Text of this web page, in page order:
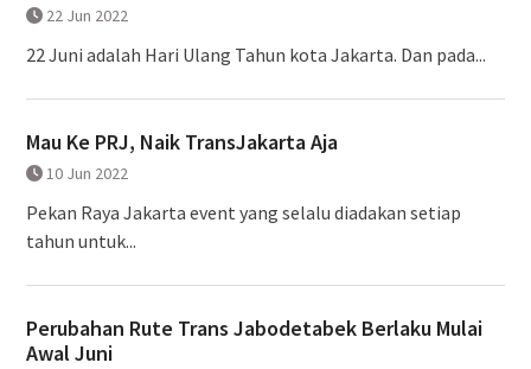
22 Jun 2022
22 Juni adalah Hari Ulang Tahun kota Jakarta. Dan pada...
Mau Ke PRJ, Naik TransJakarta Aja
10 Jun 2022
Pekan Raya Jakarta event yang selalu diadakan setiap
tahun untuk...
Perubahan Rute Trans Jabodetabek Berlaku Mulai
Awal Juni